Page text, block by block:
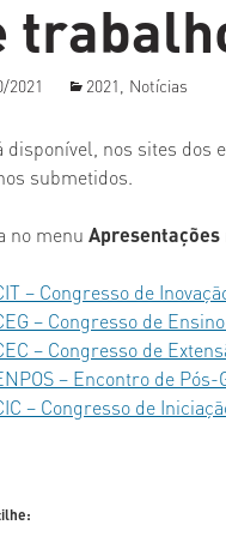
de Pós-Graduação
de Iniciação Científica
Palestras
Programação
2021 2021 Notícias
disponível, nos sites dos
submetidos.
no menu Apresentações
– Congresso de
– Congresso de
– Congresso de
– Encontro de Pós-
– Congresso de